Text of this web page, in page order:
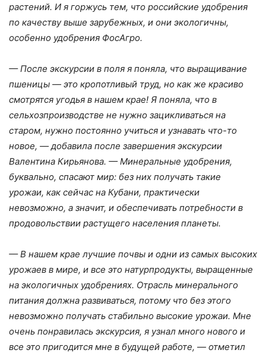
растений. И я горжусь тем, что российские удобрения
по качеству выше зарубежных, и они экологичны,
особенно удобрения ФосАгро.
— После экскурсии в поля я поняла, что выращивание
пшеницы — это кропотливый труд, но как же красиво
смотрятся угодья в нашем крае! Я поняла, что в
сельхозпроизводстве не нужно зацикливаться на
старом, нужно постоянно учиться и узнавать что-то
новое, — добавила после завершения экскурсии
Валентина Кирьянова. — Минеральные удобрения,
буквально, спасают мир: без них получать такие
урожаи, как сейчас на Кубани, практически
невозможно, а значит, и обеспечивать потребности в
продовольствии растущего населения планеты.
— В нашем крае лучшие почвы и одни из самых высоких
урожаев в мире, и все это натурпродукты, выращенные
на экологичных удобрениях. Отрасль минерального
питания должна развиваться, потому что без этого
невозможно получать стабильно высокие урожаи. Мне
очень понравилась экскурсия, я узнал много нового и
все это пригодится мне в будущей работе, — отметил